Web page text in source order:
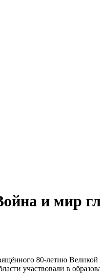
и мир
80-летию
участвовали в